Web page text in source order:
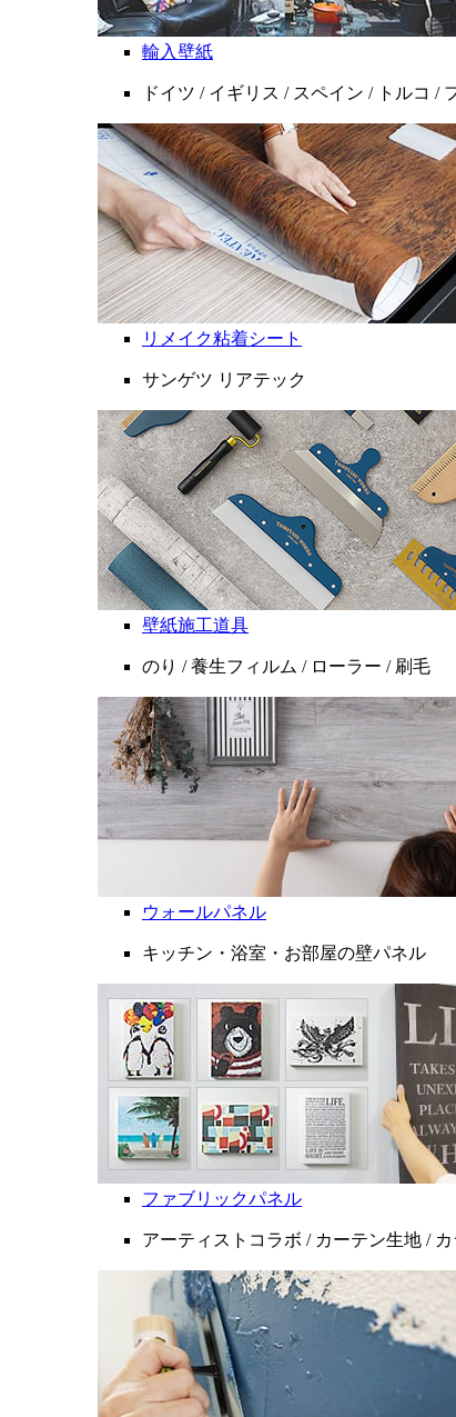
輸入壁紙
ドイツ / イギリス / スペイン / トルコ /
リメイク粘着シート
サンゲツ リアテック
壁紙施工道具
のり / 養生フィルム / ローラー / 刷毛
ウォールパネル
キッチン・浴室・お部屋の壁パネル
ファブリックパネル
アーティストコラボ / カーテン生地 /